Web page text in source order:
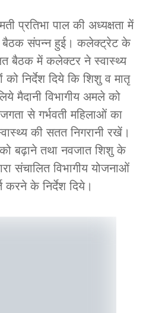
प्रतिभा पाल की अध्यक्षता में
बैठक संपन्न हुई। कलेक्ट्रेट के
बैठक में कलेक्टर ने स्वास्थ्य
को निर्देश दिये कि शिशु व मातृ
मैदानी विभागीय अमले को
से गर्भवती महिलाओं का
की सतत निगरानी रखें।
बढ़ाने तथा नवजात शिशु के
संचालित विभागीय योजनाओं
करने के निर्देश दिये।